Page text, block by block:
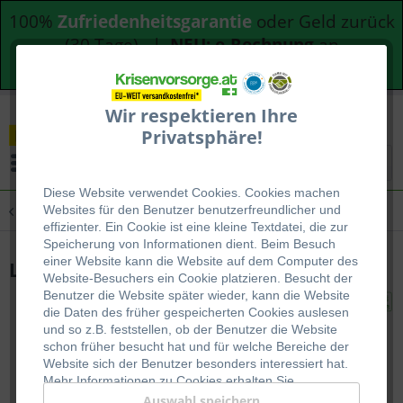
100% Zufriedenheitsgarantie oder Geld zurück
(30 Tage) |NEU: e-Rechnungan
Bundesdienststellen
Wir respektieren Ihre
Privatsphäre!
Diese Website verwendet Cookies. Cookies machen
Websites für den Benutzer benutzerfreundlicher und
effizienter. Ein Cookie ist eine kleine Textdatei, die zur
Speicherung von Informationen dient. Beim Besuch
einer Website kann die Website auf dem Computer des
Website-Besuchers ein Cookie platzieren. Besucht der
Benutzer die Website später wieder, kann die Website
die Daten des früher gespeicherten Cookies auslesen
und so z.B. feststellen, ob der Benutzer die Website
schon früher besucht hat und für welche Bereiche der
Website sich der Benutzer besonders interessiert hat.
Mehr Informationen zu Cookies erhalten Sie
Übersicht Blackout Vorsorge für Hilfsorganisationen
Lunchtime 30 Tage Paket (Monatspaket)